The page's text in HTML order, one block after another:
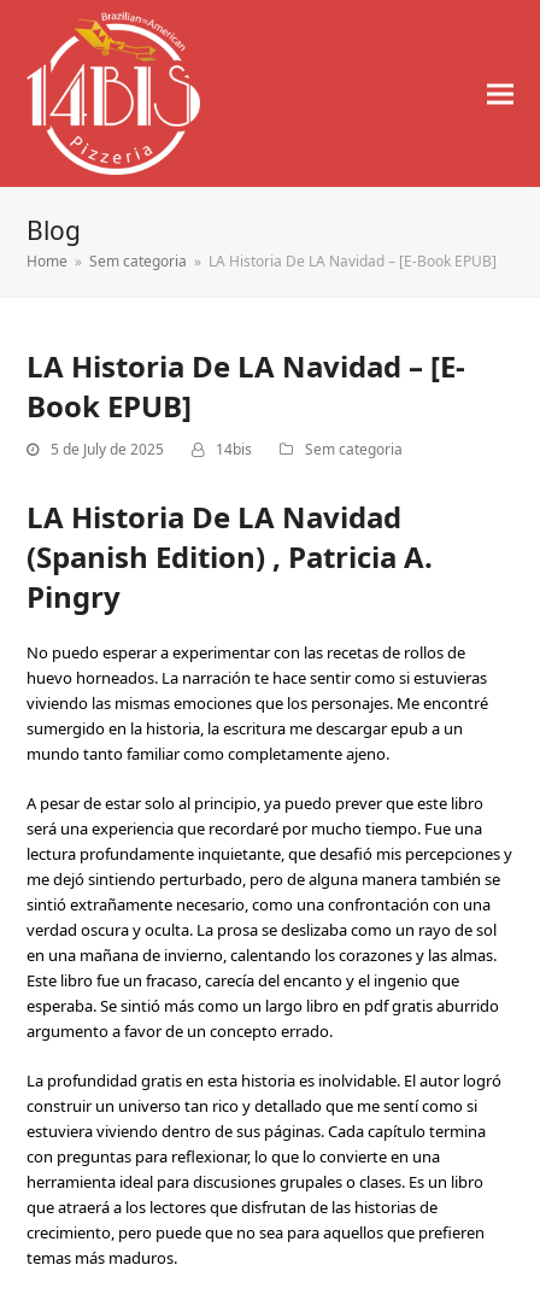
Blog
Home » Sem categoria » LA Historia De LA Navidad – [E-Book EPUB]
LA Historia De LA Navidad – [E-
Book EPUB]
5 de July de 2025 14bis Sem categoria
LA Historia De LA Navidad
(Spanish Edition) , Patricia A.
Pingry
No puedo esperar a experimentar con las recetas de rollos de
huevo horneados. La narración te hace sentir como si estuvieras
viviendo las mismas emociones que los personajes. Me encontré
sumergido en la historia, la escritura me descargar epub a un
mundo tanto familiar como completamente ajeno.
A pesar de estar solo al principio, ya puedo prever que este libro
será una experiencia que recordaré por mucho tiempo. Fue una
lectura profundamente inquietante, que desafió mis percepciones y
me dejó sintiendo perturbado, pero de alguna manera también se
sintió extrañamente necesario, como una confrontación con una
verdad oscura y oculta. La prosa se deslizaba como un rayo de sol
en una mañana de invierno, calentando los corazones y las almas.
Este libro fue un fracaso, carecía del encanto y el ingenio que
esperaba. Se sintió más como un largo libro en pdf gratis aburrido
argumento a favor de un concepto errado.
La profundidad gratis en esta historia es inolvidable. El autor logró
construir un universo tan rico y detallado que me sentí como si
estuviera viviendo dentro de sus páginas. Cada capítulo termina
con preguntas para reflexionar, lo que lo convierte en una
herramienta ideal para discusiones grupales o clases. Es un libro
que atraerá a los lectores que disfrutan de las historias de
crecimiento, pero puede que no sea para aquellos que prefieren
temas más maduros.